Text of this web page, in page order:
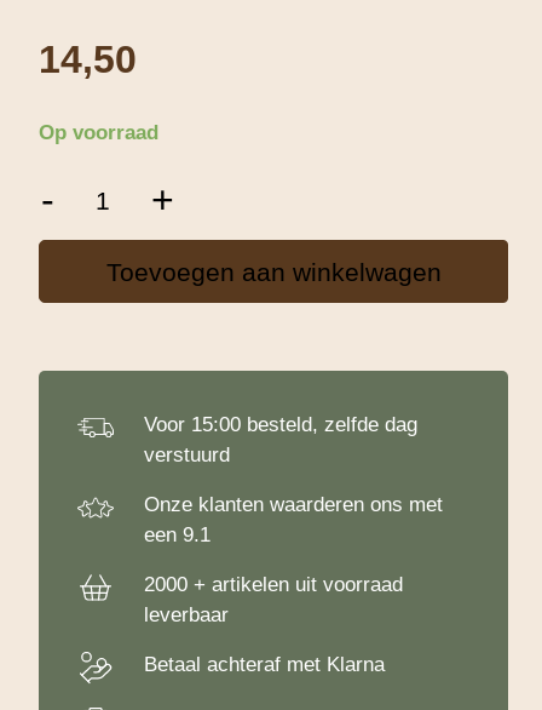
14,50
Op voorraad
-TOPPER
LIGHT
aantal
+
Toevoegen aan winkelwagen
Voor 15:00 besteld, zelfde dag
verstuurd
Onze klanten waarderen ons met
een 9.1
2000 + artikelen uit voorraad
leverbaar
Betaal achteraf met Klarna